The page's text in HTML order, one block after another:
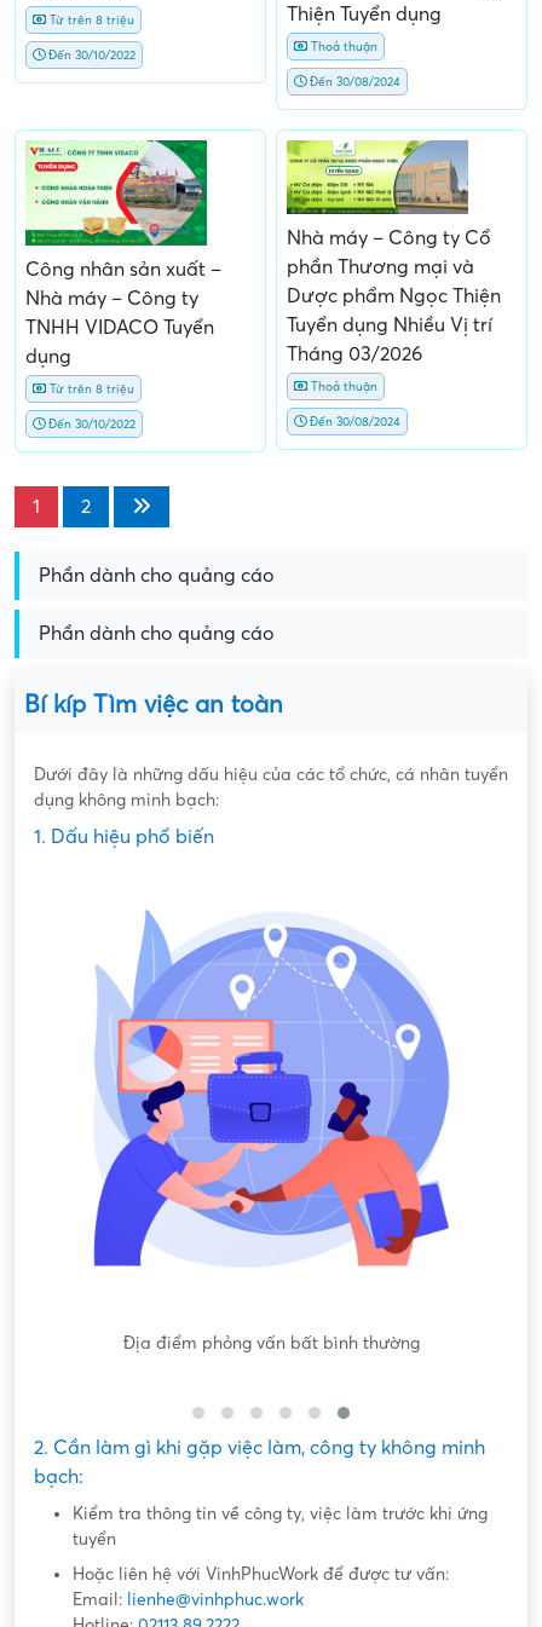
Từ trên 8 triệu
Đến 30/10/2022
Thiện Tuyển dụng
Thoả thuận
Đến 30/08/2024
Công nhân sản xuất –
Nhà máy – Công ty
TNHH VIDACO Tuyển
dụng
Từ trên 8 triệu
Đến 30/10/2022
Nhà máy – Công ty Cổ
phần Thương mại và
Dược phẩm Ngọc Thiện
Tuyển dụng Nhiều Vị trí
Tháng 03/2026
Thoả thuận
Đến 30/08/2024
1 2
Phần dành cho quảng cáo
Phần dành cho quảng cáo
Bí kíp Tìm việc an toàn
Dưới đây là những dấu hiệu của các tổ chức, cá nhân tuyển
dụng không minh bạch:
1. Dấu hiệu phổ biến
Nội dung mô tả công việc sơ sài, không đồng nhất với công
2. Cần làm gì khi gặp việc làm, công ty không minh
bạch:
Kiểm tra thông tin về công ty, việc làm trước khi ứng
tuyển
Hoặc liên hệ với VinhPhucWork để được tư vấn:
Email: lienhe@vinhphuc.work